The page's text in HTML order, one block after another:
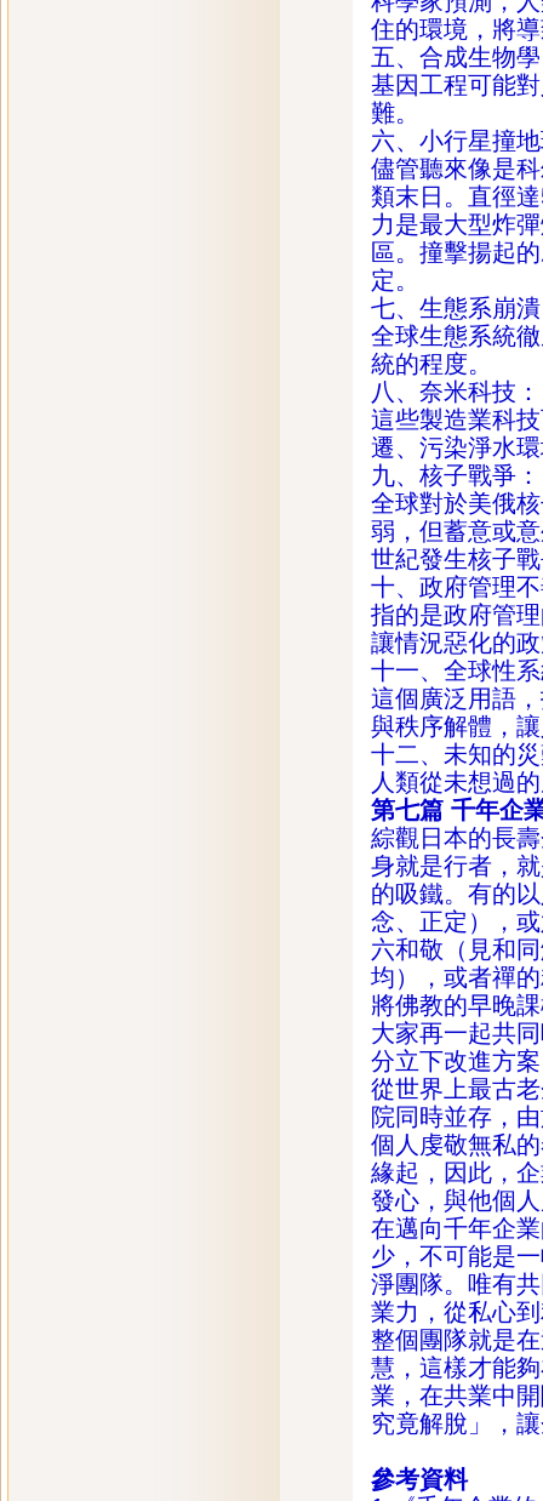
住的環境，將
五、合成生物
基因工程可能
難。
六、小行星撞
儘管聽來像是
類末日。直徑
力是最大型炸
區。撞擊揚起
定。
七、生態系崩
全球生態系統
統的程度。
八、奈米科技：
這些製造業科
遷、污染淨水
九、核子戰爭：
全球對於美俄
弱，但蓄意或
世紀發生核子
十、政府管理
指的是政府管
讓情況惡化的
十一、全球性
這個廣泛用語
與秩序解體，
十二、未知的
人類從未想過
第七篇 千年企
綜觀日本的長
身就是行者，
的吸鐵。有的
念、正定），
六和敬（見和
均），或者禪
將佛教的早晚
大家再一起共
分立下改進方
從世界上最古
院同時並存，
個人虔敬無私
緣起，因此，
發心，與他個
在邁向千年企
少，不可能是
淨團隊。唯有
業力，從私心
整個團隊就是
慧，這樣才能
業，在共業中
究竟解脫」，
參考資料